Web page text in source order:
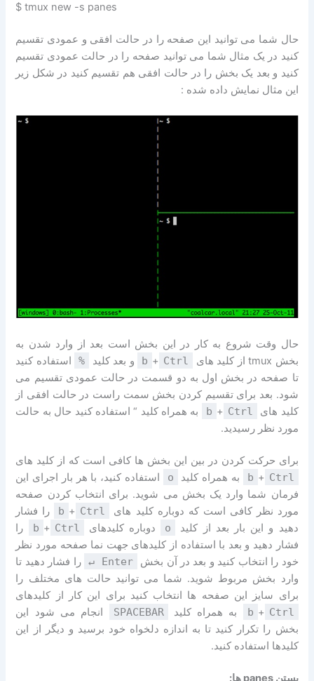
$ tmux new -s panes
حال شما می توانید این صفحه را در حالت افقی و عمودی تقسیم
کنید در یک مثال شما می توانید صفحه را در حالت عمودی تقسیم
کنید و بعد یک بخش را در حالت افقی هم تقسیم کنید در شکل زیر
این مثال نمایش داده شده :
حال وقت شروع به کار در این بخش است بعد از وارد شدن به
بخش tmux از کلید های
Ctrl
+
b و بعد کلید %
استفاده کنید
تا صفحه در بخش اول به دو قسمت در حالت عمودی تقسیم می
شود. بعد برای تقسیم کردن بخش سمت راست در حالت افقی از
کلید های
Ctrl
+
b
به همراه کلید “ استفاده کنید حال به حالت
مورد نظر رسیدید.
برای حرکت کردن در بین این بخش ها کافی است که از کلید های
Ctrl
+
b به همراه کلید o
استفاده کنید، با هر بار اجرای این
فرمان شما وارد یک بخش می شوید. برای انتخاب کردن صفحه
مورد نظر کافی است که دوباره کلید های
Ctrl
+
b
را فشار
دهید و این بار بعد از کلید
o دوباره کلیدهای Ctrl
+
b
را
فشار دهید و بعد با استفاده از کلیدهای جهت نما صفحه مورد نظر
خود را انتخاب کنید و بعد در آن بخش
↵ Enter
را فشار دهید تا
وارد بخش مربوط شوید. شما می توانید حالت های مختلف را
برای سایز این صفحه ها انتخاب کنید برای این کار از کلیدهای
Ctrl
+
b به همراه کلید SPACEBAR
انجام می شود این
بخش را تکرار کنید تا به اندازه دلخواه خود برسید و دیگر از این
کلیدها استفاده کنید.
بستن panes ها: